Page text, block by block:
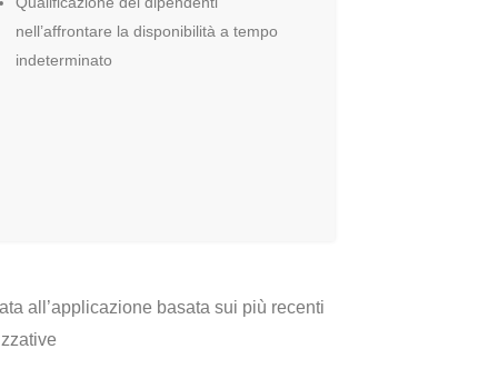
nell’affrontare la disponibilità a tempo
indeterminato
all’applicazione basata sui più recenti